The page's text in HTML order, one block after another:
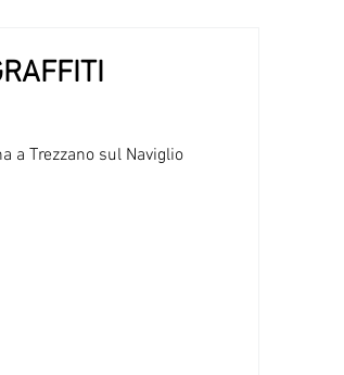
a Trezzano sul Naviglio